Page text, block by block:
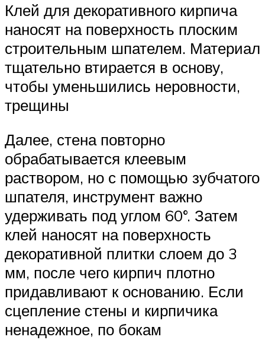
Клей для декоративного кирпича
наносят на поверхность плоским
строительным шпателем. Материал
тщательно втирается в основу,
чтобы уменьшились неровности,
трещины
Далее, стена повторно
обрабатывается клеевым
раствором, но с помощью зубчатого
шпателя, инструмент важно
удерживать под углом 60°. Затем
клей наносят на поверхность
декоративной плитки слоем до 3
мм, после чего кирпич плотно
придавливают к основанию. Если
сцепление стены и кирпичика
ненадежное, по бокам